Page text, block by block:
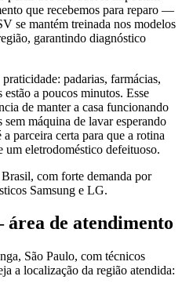
que recebemos para reparo —
se mantém treinada nos modelos
garantindo diagnóstico
padarias, farmácias,
estão a poucos minutos. Esse
de manter a casa funcionando
máquina de lavar esperando
parceira certa para que a rotina
um eletrodoméstico defeituoso.
com forte demanda por
Samsung e LG.
de atendimento
, São Paulo, com técnicos
a localização da região atendida: